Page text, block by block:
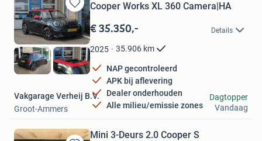
Bewaren
in
Mijn
Favorieten
Cooper Works XL 360 Camera|HA
€ 35.350,- Details
2025 35.906 km
NAP gecontroleerd
APK bij aflevering
Dealer onderhouden
Alle milieu/emissie zones
Vakgarage Verheij B.V.
Groot-Ammers
Dagtopper
Vandaag
Mini 3-Deurs 2.0 Cooper S